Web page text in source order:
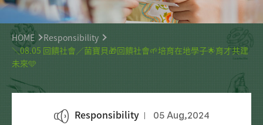
HOME
Responsibility
＼08.05 回饋社會／菌寶貝🎁回饋社會🌱培育在地學子🌟育才共建
未來🩵
Responsibility 05 Aug,2024